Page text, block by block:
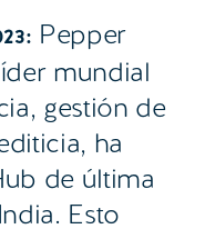
Pepper
mundial
gestión de
ha
de última
Esto